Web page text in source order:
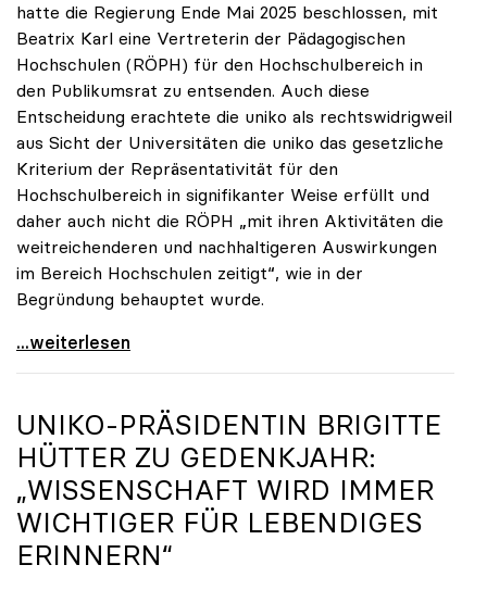
hatte die Regierung Ende Mai 2025 beschlossen, mit
Beatrix Karl eine Vertreterin der Pädagogischen
Hochschulen (RÖPH) für den Hochschulbereich in
den Publikumsrat zu entsenden. Auch diese
Entscheidung erachtete die uniko als rechtswidrigweil
aus Sicht der Universitäten die uniko das gesetzliche
Kriterium der Repräsentativität für den
Hochschulbereich in signifikanter Weise erfüllt und
daher auch nicht die RÖPH „mit ihren Aktivitäten die
weitreichenderen und nachhaltigeren Auswirkungen
im Bereich Hochschulen zeitigt“, wie in der
Begründung behauptet wurde.
ORF-Publikumsrat: Regierung entsendet nun doch
...weiterlesen
UNIKO-PRÄSIDENTIN BRIGITTE
HÜTTER ZU GEDENKJAHR:
„WISSENSCHAFT WIRD IMMER
WICHTIGER FÜR LEBENDIGES
ERINNERN“